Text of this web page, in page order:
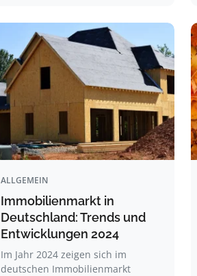
ALLGEMEIN
Immobilienmarkt in
Deutschland: Trends und
Entwicklungen 2024
Im Jahr 2024 zeigen sich im
deutschen Immobilienmarkt